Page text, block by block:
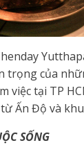
trọng của
việc tại TP
Ấn Độ và
SỐNG